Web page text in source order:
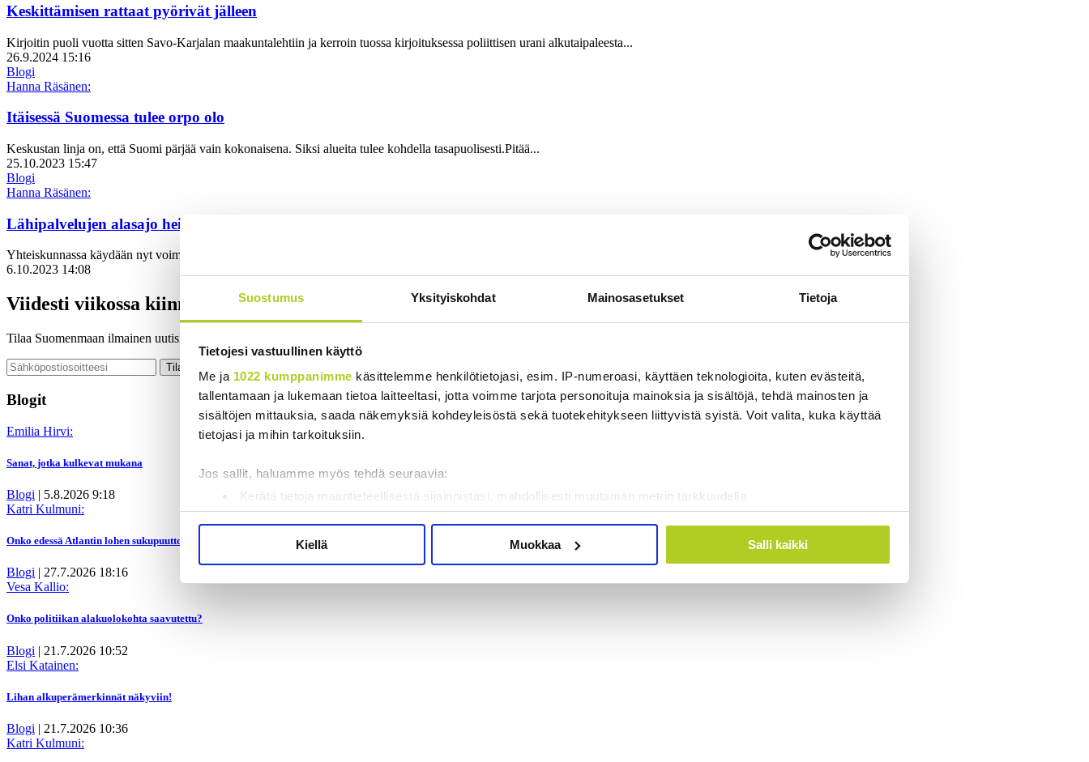
Suostumus Yksityiskohdat Mainosasetukset Tietoja
Tietojesi vastuullinen käyttö
Me ja 1022 kumppanimme käsittelemme henkilötietojasi, esim. IP-numeroasi, käyttäen teknologioita, kuten evästeitä,
tallentamaan ja lukemaan tietoa laitteeltasi, jotta voimme tarjota personoituja mainoksia ja sisältöjä, tehdä mainosten ja
sisältöjen mittauksia, saada näkemyksiä kohdeyleisöstä sekä tuotekehitykseen liittyvistä syistä. Voit valita, kuka käyttää
tietojasi ja mihin tarkoituksiin.
Jos sallit, haluamme myös tehdä seuraavia:
Kerätä tietoja maantieteellisestä sijainnistasi, mahdollisesti muutaman metrin tarkkuudella
Tunnistaa laitteesi skannaamalla sen ominaispiirteitä aktiivisesti (sormenjäljen muodostaminen)
Lue lisää siitä, miten henkilötietojasi käsitellään ja miten voit määrittää asetuksesi
. Voit muuttaa
ja kävijämäärämme analysoimiseen. Lisäksi jaamme sosiaalisen median, mainosalan ja analytiikka-alan
Kiellä Muokkaa Salli kaikki
Keskittämisen rattaat pyörivät jälleen
Kirjoitin puoli vuotta sitten Savo-Karjalan maakuntalehtiin ja kerroin tuossa kirjoituksessa poliittisen urani alkutaipaleesta...
26.9.2024 15:16
Blogi
Hanna Räsänen:
Itäisessä Suomessa tulee orpo olo
Keskustan linja on, että Suomi pärjää vain kokonaisena. Siksi alueita tulee kohdella tasapuolisesti.Pitää...
25.10.2023 15:47
Blogi
Hanna Räsänen:
Lähipalvelujen alasajo heikentäisi myös arjen turvallisuutta
Yhteiskunnassa käydään nyt voimistuvaa keskustelua, miten terveys-, vanhus- ja muiden suomalaisten lähipalvelujen käy. Orpon...
6.10.2023 14:08
Viidesti viikossa kiinnostavimmista sisällöistä koostettu uutispaketti sähköpostiisi?
Tilaa Suomenmaan ilmainen uutiskirje.
Blogit
Emilia Hirvi:
Sanat, jotka kulkevat mukana
Blogi | 5.8.2026 9:18
Katri Kulmuni:
Onko edessä Atlantin lohen sukupuutto?
Blogi | 27.7.2026 18:16
Vesa Kallio:
Onko politiikan alakuolokohta saavutettu?
Blogi | 21.7.2026 10:52
Elsi Katainen:
Lihan alkuperämerkinnät näkyviin!
Blogi | 21.7.2026 10:36
Katri Kulmuni: